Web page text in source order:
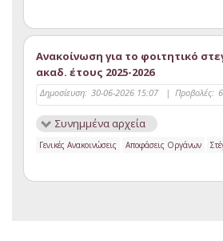
Ανακοίνωση για το φοιτητικό
ακαδ. έτους 2025-2026
Δημοσίευση: 30-06-2026 15:07 | Προβολές:
Συνημμένα αρχεία
Γενικές Ανακοινώσεις Αποφάσεις Οργάνων